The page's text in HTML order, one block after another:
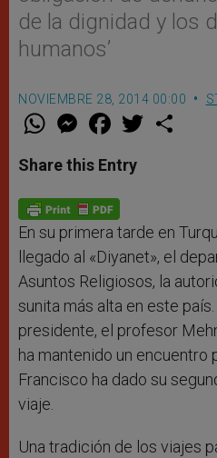
de la dignidad y los
humanos’
NOVIEMBRE 28, 2014 00:00
W
t
s
p
p
M
e
s
e
g
e
r
F
a
e
b
o
k
w
Share this Entry
En su primera tarde en
llegado al «Diyanet», el
Asuntos Religiosos, la
sunita más alta en este
presidente, el profesor
ha mantenido un encuentro
Francisco ha dado su
viaje.
Una tradición de los viajes